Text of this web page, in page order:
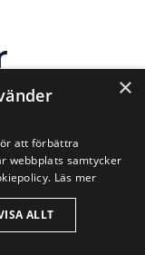
kan
×
att förbättra
webbplats samtycker
Läs mer
ALLT